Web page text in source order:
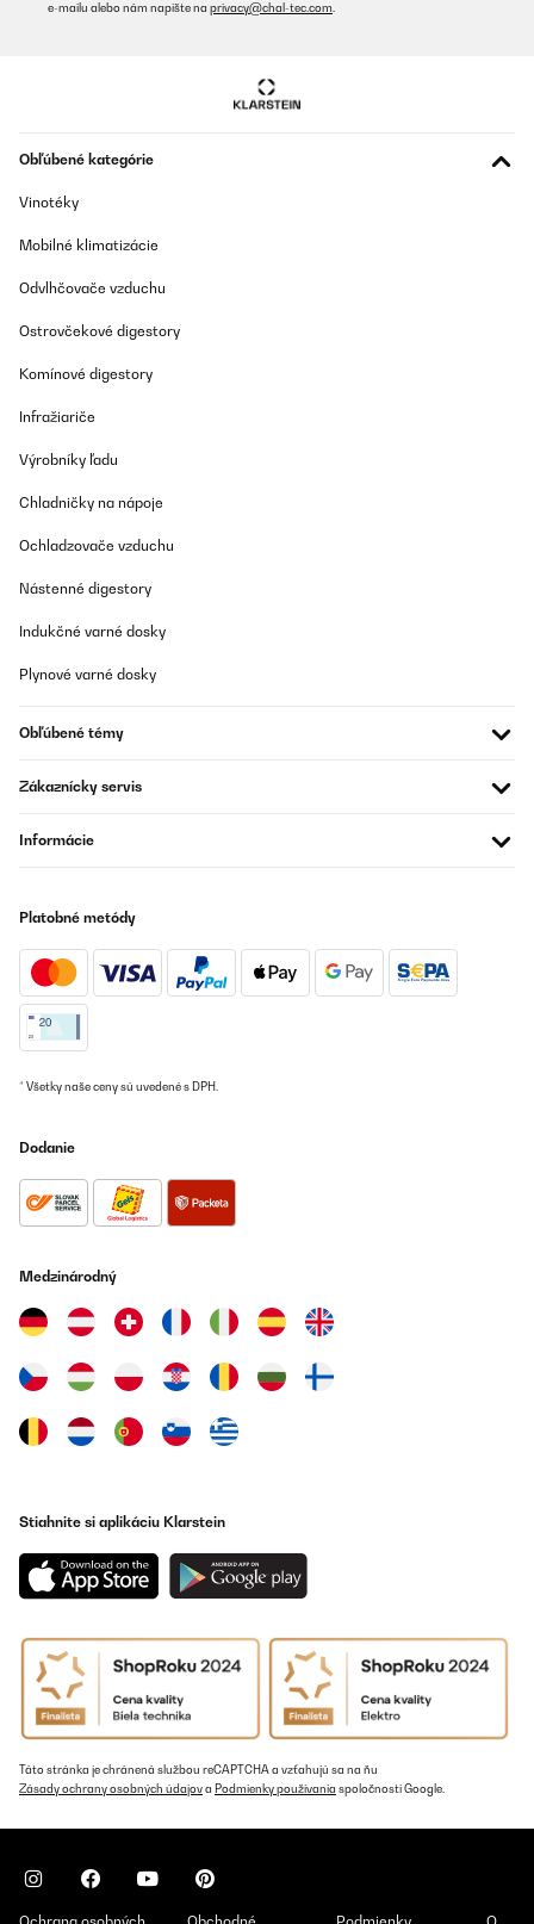
e-mailu alebo nám napíšte na privacy@chal-tec.com
Obľúbené kategórie
Vinotéky
Mobilné klimatizácie
Odvlhčovače vzduchu
Ostrovčekové digestory
Komínové digestory
Infražiariče
Výrobníky ľadu
Chladničky na nápoje
Ochladzovače vzduchu
Nástenné digestory
Indukčné varné dosky
Plynové varné dosky
Obľúbené témy
Zákaznícky servis
Informácie
Platobné metódy
* Všetky naše ceny sú uvedené s DPH.
Dodanie
Medzinárodný
Stiahnite si aplikáciu Klarstein
Táto stránka je chránená službou reCAPTCHA a vzťahujú sa na ňu
Zásady ochrany osobných údajova Podmienky používania spoločnosti Google.